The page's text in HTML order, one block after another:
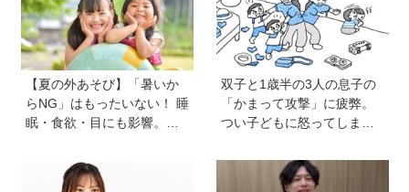
【夏の外あそび】「暑いか
らNG」はもったいない！ 睡
眠・食欲・目にも影響。専
トと、猛暑日の室内あそび
の工夫
双子と1歳半の3人の息子の
「かまって攻撃」に疲弊。
つい子どもに怒ってしまい
先生の子育てお悩み相談